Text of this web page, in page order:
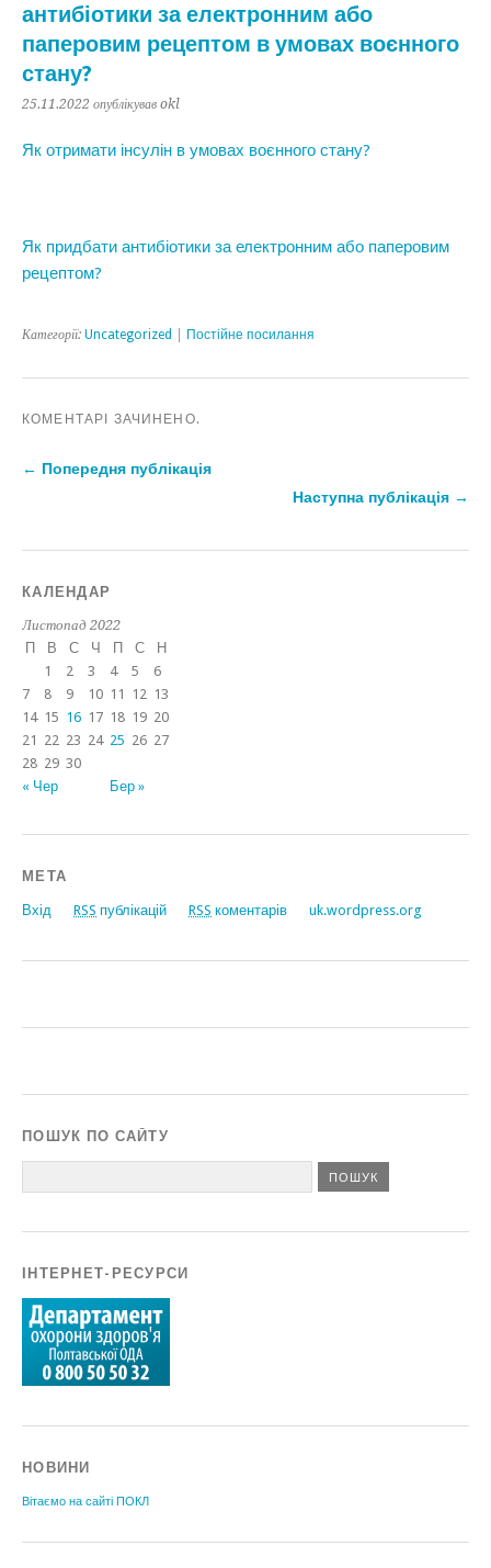
антибіотики за електронним або
паперовим рецептом в умовах воєнного
стану?
25.11.2022 опублікував okl
Як отримати інсулін в умовах воєнного стану?
Як придбати антибіотики за електронним або паперовим
рецептом?
Категорії: Uncategorized Постійне посилання
КОМЕНТАРІ ЗАЧИНЕНО.
← Попередня публікація
Наступна публікація →
КАЛЕНДАР
Листопад 2022
П
В С Ч П С Н
« Чер Бер »
1 2 3 4 5
6
7
8 9 10 11 12 13
14 15 16 17 18 19 20
21 22 23 24 25 26 27
28 29 30
МЕТА
Вхід RSS публікацій RSS коментарів uk.wordpress.org
ПОШУК ПО САЙТУ
ІНТЕРНЕТ-РЕСУРСИ
НОВИНИ
Вітаємо на сайті ПОКЛ